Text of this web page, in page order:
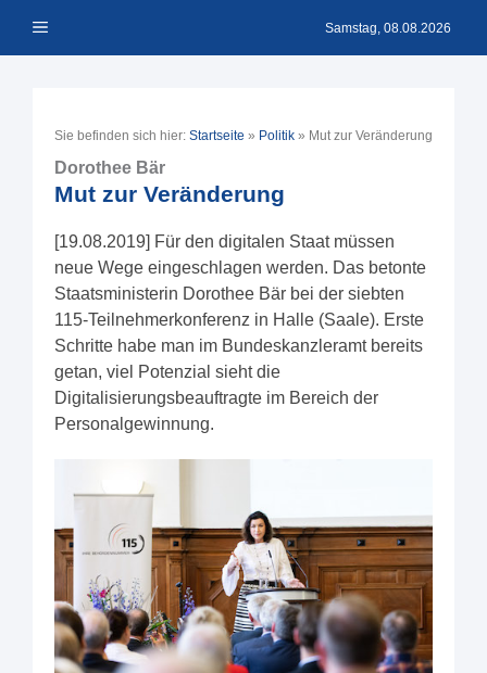
Inhalt Menü Samstag, 08.08.2026
Sie befinden sich hier: Startseite » Politik » Mut zur Veränderung
Dorothee Bär
Mut zur Veränderung
[19.08.2019] Für den digitalen Staat müssen
neue Wege eingeschlagen werden. Das betonte
Staatsministerin Dorothee Bär bei der siebten
115-Teilnehmerkonferenz in Halle (Saale). Erste
Schritte habe man im Bundeskanzleramt bereits
getan, viel Potenzial sieht die
Digitalisierungsbeauftragte im Bereich der
Personalgewinnung.